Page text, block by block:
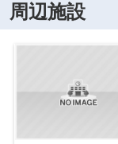
周辺施設